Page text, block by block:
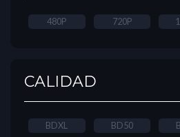
480P 720P
CALIDAD
BDXL BD50